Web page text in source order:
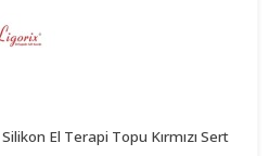
El Terapi Topu Kırmızı Sert